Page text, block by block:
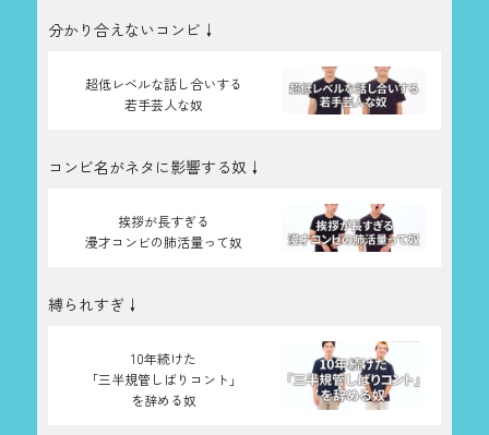
分かり合えないコンビ↓
超低レベルな話し合いする
若手芸人な奴
コンビ名がネタに影響する奴↓
挨拶が長すぎる
漫才コンビの肺活量って奴
縛られすぎ↓
10年続けた
「三半規管しばりコント」
を辞める奴